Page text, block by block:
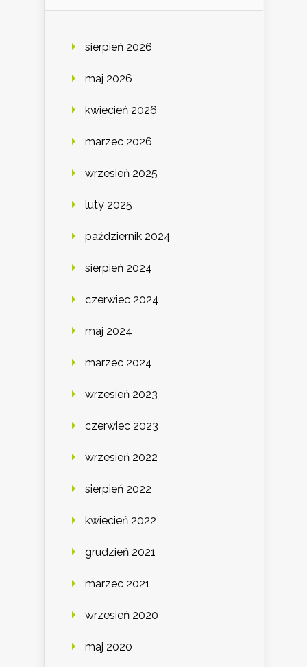
sierpień 2026
maj 2026
kwiecień 2026
marzec 2026
wrzesień 2025
luty 2025
październik 2024
sierpień 2024
czerwiec 2024
maj 2024
marzec 2024
wrzesień 2023
czerwiec 2023
wrzesień 2022
sierpień 2022
kwiecień 2022
grudzień 2021
marzec 2021
wrzesień 2020
maj 2020